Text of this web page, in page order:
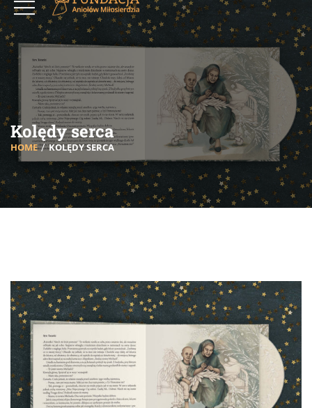
Kolędy serca
HOME KOLĘDY SERCA